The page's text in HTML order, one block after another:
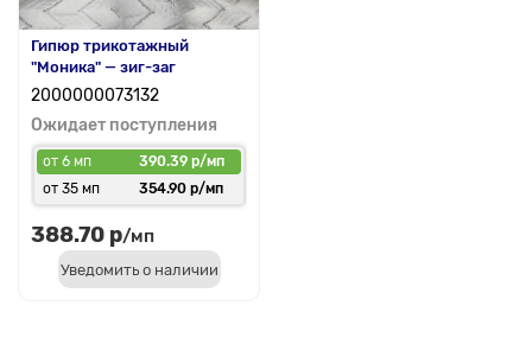
Гипюр трикотажный
"Моника" — зиг-заг
2000000073132
Ожидает поступления
от 6 мп
390.39 р/мп
от 35 мп
354.90 р/мп
388.70 р/мп
Уведомить о наличии